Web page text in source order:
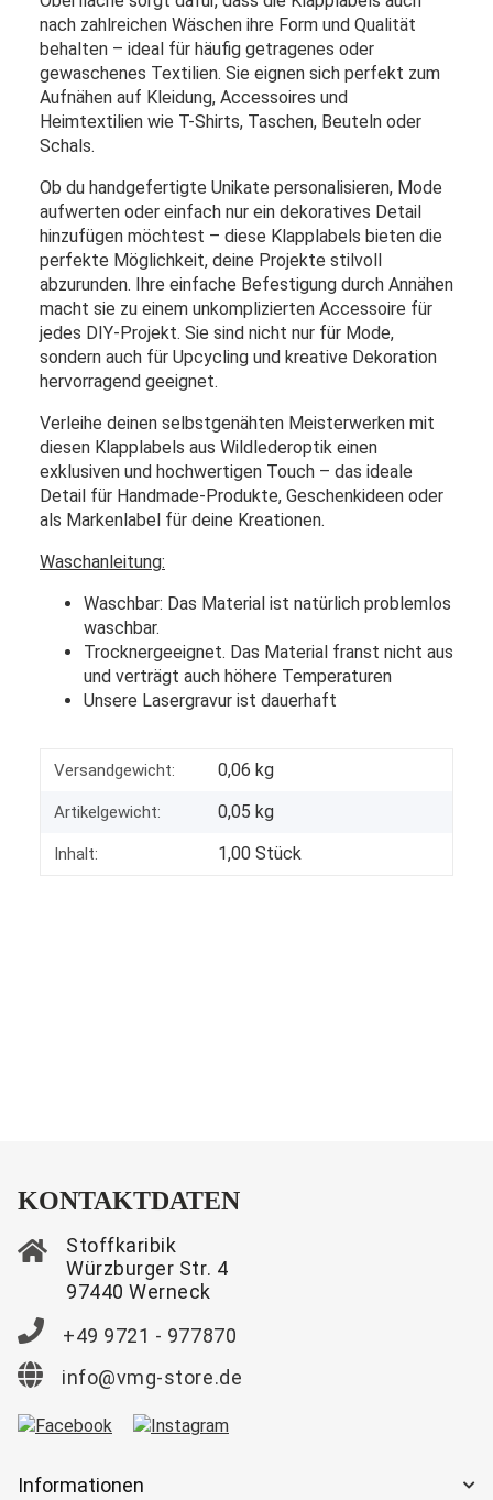
nach zahlreichen Wäschen ihre Form und Qualität
behalten – ideal für häufig getragenes oder
gewaschenes Textilien. Sie eignen sich perfekt zum
Aufnähen auf Kleidung, Accessoires und
Heimtextilien wie T-Shirts, Taschen, Beuteln oder
Schals.
Ob du handgefertigte Unikate personalisieren, Mode
aufwerten oder einfach nur ein dekoratives Detail
hinzufügen möchtest – diese Klapplabels bieten die
perfekte Möglichkeit, deine Projekte stilvoll
abzurunden. Ihre einfache Befestigung durch Annähen
macht sie zu einem unkomplizierten Accessoire für
jedes DIY-Projekt. Sie sind nicht nur für Mode,
sondern auch für Upcycling und kreative Dekoration
hervorragend geeignet.
Verleihe deinen selbstgenähten Meisterwerken mit
diesen Klapplabels aus Wildlederoptik einen
exklusiven und hochwertigen Touch – das ideale
Detail für Handmade-Produkte, Geschenkideen oder
als Markenlabel für deine Kreationen.
Waschanleitung:
Waschbar: Das Material ist natürlich problemlos
waschbar.
Trocknergeeignet. Das Material franst nicht aus
und verträgt auch höhere Temperaturen
Unsere Lasergravur ist dauerhaft
Versandgewicht: 0,06 kg
Artikelgewicht: 0,05 kg
Inhalt: 1,00 Stück
KONTAKTDATEN
Stoffkaribik
Würzburger Str. 4
97440 Werneck
+49 9721 - 977870
info@vmg-store.de
Informationen